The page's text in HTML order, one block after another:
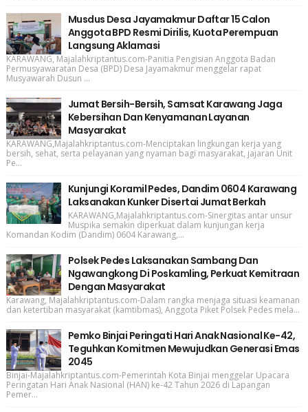
Musdus Desa Jayamakmur Daftar 15 Calon
Anggota BPD Resmi Dirilis, Kuota Perempuan
Langsung Aklamasi
KARAWANG, Majalahkriptantus.com-Panitia Pengisian Anggota Badan
Permusyawaratan Desa (BPD) Desa Jayamakmur menggelar rapat
Musyawarah Dusun ...
Jumat Bersih-Bersih, Samsat Karawang Jaga
Kebersihan Dan Kenyamanan Layanan
Masyarakat
KARAWANG,Majalahkriptantus.com-Menciptakan lingkungan kerja yang
bersih, sehat, serta pelayanan yang nyaman bagi masyarakat, jajaran Unit
Pe...
Kunjungi Koramil Pedes, Dandim 0604 Karawang
Laksanakan Kunker Disertai Jumat Berkah
KARAWANG,Majalahkriptantus.com-Sinergitas antar unsur
Muspika semakin diperkuat dalam kunjungan kerja
Komandan Kodim (Dandim) 0604 Karawang,...
Polsek Pedes Laksanakan Sambang Dan
Ngawangkong Di Poskamling, Perkuat Kemitraan
Dengan Masyarakat
Karawang, Majalahkriptantus.com-Dalam rangka menjaga situasi keamanan
dan ketertiban masyarakat (kamtibmas), Anggota Piket Polsek Pedes mela...
Pemko Binjai Peringati Hari Anak Nasional Ke-42,
Teguhkan Komitmen Mewujudkan Generasi Emas
2045
Binjai-Majalahkriptantus.com-Pemerintah Kota Binjai menggelar Upacara
Peringatan Hari Anak Nasional (HAN) ke-42 Tahun 2026 di Lapangan
Pemer...